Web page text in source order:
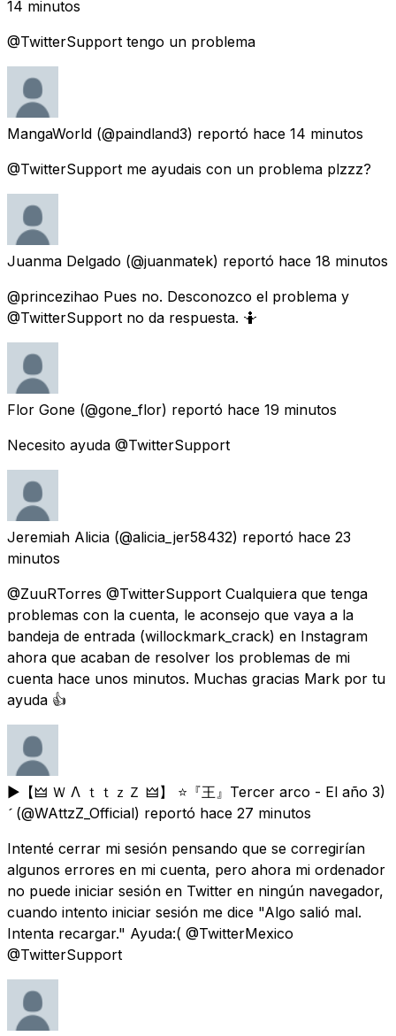
14 minutos
@TwitterSupport tengo un problema
MangaWorld (@paindland3) reportó hace 14 minutos
@TwitterSupport me ayudais con un problema plzzz?
Juanma Delgado (@juanmatek) reportó hace 18 minutos
@princezihao Pues no. Desconozco el problema y
@TwitterSupport no da respuesta. 🤷
Flor Gone (@gone_flor) reportó hace 19 minutos
Necesito ayuda @TwitterSupport
Jeremiah Alicia (@alicia_jer58432) reportó hace 23
minutos
@ZuuRTorres @TwitterSupport Cualquiera que tenga
problemas con la cuenta, le aconsejo que vaya a la
bandeja de entrada (willockmark_crack) en Instagram
ahora que acaban de resolver los problemas de mi
cuenta hace unos minutos. Muchas gracias Mark por tu
ayuda 👍
►【🜲 Ｗ Λ ｔｔｚＺ 🜲】 ⭐『王』Tercer arco - El año 3)
 (@WAttzZ_Official) reportó hace 27 minutos
Intenté cerrar mi sesión pensando que se corregirían
algunos errores en mi cuenta, pero ahora mi ordenador
no puede iniciar sesión en Twitter en ningún navegador,
cuando intento iniciar sesión me dice "Algo salió mal.
Intenta recargar." Ayuda:( @TwitterMexico
@TwitterSupport